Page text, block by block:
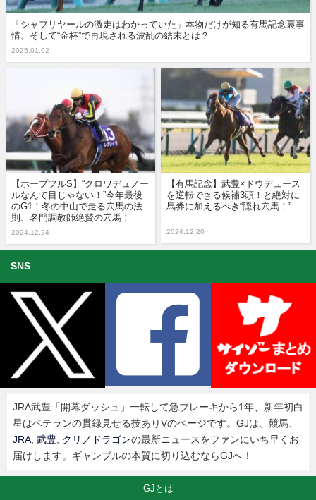
「シャフリヤールの激走はわかっていた」本物だけが知る有馬記念裏事
情。そして“金杯”で再現される波乱の結末とは？
2025.01.02
【ホープフルS】“クロワデュノー
ルなんて目じゃない！”今年最後
のG1！冬の中山で走る穴馬の法
則、名門調教師絶賛の穴馬！
2024.12.24
【有馬記念】武豊×ドウデュース
を逆転できる候補3頭！と絶対に
馬券に加えるべき“隠れ穴馬！”
2024.12.20
SNS
JRA武豊「開幕ダッシュ」一転して急ブレーキから1年、新年初白
星はベテランの貫録見せる技ありVのページです。GJは、競馬、
JRA 武豊 クリノドラゴンの最新ニュースをファンにいち早くお
届けします。ギャンブルの本質に切り込むならGJへ！
GJとは